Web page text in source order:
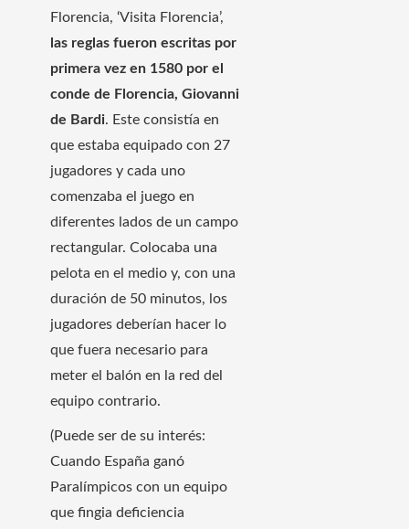
Florencia, ‘Visita Florencia’,
las reglas fueron escritas por
primera vez en 1580 por el
conde de Florencia, Giovanni
de Bardi. Este consistía en
que estaba equipado con 27
jugadores y cada uno
comenzaba el juego en
diferentes lados de un campo
rectangular. Colocaba una
pelota en el medio y, con una
duración de 50 minutos, los
jugadores deberían hacer lo
que fuera necesario para
meter el balón en la red del
equipo contrario.
(Puede ser de su interés:
Cuando España ganó
Paralímpicos con un equipo
que fingia deficiencia